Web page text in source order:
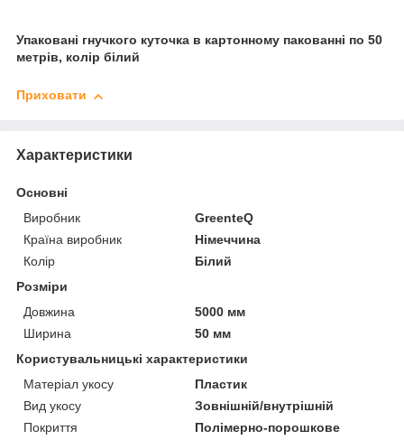
Упаковані гнучкого куточка в картонному пакованні по 50
метрів, колір білий
Приховати
Характеристики
Основні
Виробник
GreenteQ
Країна виробник
Німеччина
Колір
Білий
Розміри
Довжина
5000 мм
Ширина
50 мм
Користувальницькі характеристики
Матеріал укосу
Пластик
Вид укосу
Зовнішній/внутрішній
Покриття
Полімерно-порошкове